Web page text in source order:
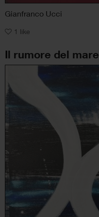
Gianfranco Ucci
1 like
Il rumore del mare